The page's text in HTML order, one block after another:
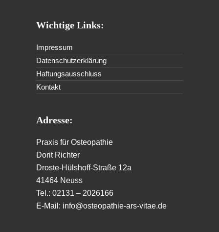
Wichtige Links:
Impressum
Datenschutzerklärung
Haftungsausschluss
Kontakt
Adresse:
Praxis für Osteopathie
Dorit Richter
Droste-Hülshoff-Straße 12a
41464 Neuss
Tel.: 02131 – 2026166
E-Mail: info@osteopathie-ars-vitae.de